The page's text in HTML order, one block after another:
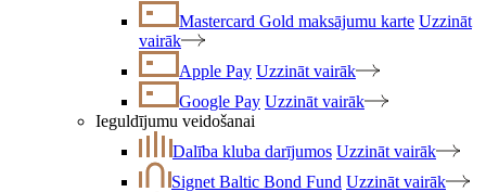
Mastercard Gold maksājumu karte Uzzināt
vairāk
Apple Pay Uzzināt vairāk
Google Pay Uzzināt vairāk
Ieguldījumu veidošanai
Dalība kluba darījumos Uzzināt vairāk
Signet Baltic Bond Fund Uzzināt vairāk